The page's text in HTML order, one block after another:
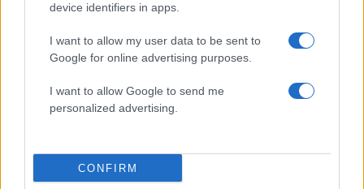
device identifiers in apps.
I want to allow my user data to be sent to
Google for online advertising purposes.
I want to allow Google to send me
personalized advertising.
CONFIRM
2000 /2000
Όροι Χρήσης
. Το site προστατεύεται από reCAPTCHA, ισχύουν
Ελλάδα
ΚΩΝΣΤΑΝΤΙΝΟΣ ΠΟΛΥΧΡΟΝΟΠΟΥΛΟΣ